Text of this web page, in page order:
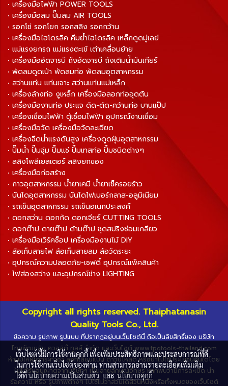
• เครื่องมือไฟฟ้า POWER TOOLS
• เครื่องมือลม ปั๊มลม AIR TOOLS
• รอกโซ่ รอกโยก รอกสลิง รอกกว้าน
• เครื่องมือไฮโดรลิค คีมย้ำไฮโดรลิค เหล็กดูดมู่เลย์
• แม่แรงยกรถ แม่แรงตะเข้ เต่าเคลื่อนย้าย
• เครื่องมืออัดจารบี ถังอัดจารบี ถังเติมน้ำมันเกียร์
• พัดลมดูดเป่า พัดลมท่อ พัดลมอุตสาหกรรม
• สว่านแท่น แท่นเจาะ สว่านแท่นแม่เหล็ก
• เครื่องล้างท่อ งูเหล็ก เครื่องมือลอกท่ออุดตัน
• เครื่องมืองานท่อ ประแจ ดัด-ตัด-คว้านท่อ บานแป๊ป
• เครื่องเชื่อมไฟฟ้า ตู้เชื่อมไฟฟ้า อุปกรณ์งานเชื่อม
• เครื่องมือวัด เครื่องมือวัดละเอียด
• เครื่องฉีดน้ำแรงดันสูง เครื่องดูดฝุ่นอุตสาหกรรม
• ปั๊มน้ำ ปั๊มจุ่ม ปั๊มแช่ ปั๊มเทสท่อ ปั๊มชนิดต่างๆ
• สลิงโพลีเยสเตอร์ สลิงยกของ
• เครื่องมือก่อสร้าง
• กาวอุตสาหกรรม น้ำยาเคมี น้ำยาเช็ครอยร้าว
• บันไดอุตสาหกรรม บันไดไฟเบอร์กลาส-อลูมิเนียม
• รถเข็นอุตสาหกรรม รถเข็นอเนกประสงค์
• ดอกสว่าน ดอกกัด ดอกเจียร์ CUTTING TOOLS
• ดอกต๊าป ดายต๊าป ด้ามต๊าป ชุดสปริงซ่อมเกลียว
• เครื่องมือเวิร์คช็อป เครื่องมืองานไม้ DIY
• ล้อเก็บสายไฟ ล้อเก็บสายลม ล้อวัดระยะ
• อุปกรณ์ความปลอดภัย-เซฟตี้ อุปกรณ์แพ็คสินค้า
• ไฟส่องสว่าง และอุปกรณ์ช่าง LIGHTING
Copyright all rights reserved. Thaiphatanasin
Quality Tools Co., Ltd.
ข้อความ รูปภาพ รูปแบบ ที่ปรากฏอยู่บนเว็บไซต์นี้ ถือเป็นลิขสิทธิ์ของ บริษัท
ไทยพัฒนสิน ควอลิตี้ ทูลส์ จำกัด และเว็บไซต์ www.tpqtools-thailand.com
ห้ามมิให้ผู้ใดกระทำซ้ำ ลอกเลียนแบบ ดาวน์โหลด หรือนำไปใช้ประโยชน์อื่นใดโดย
ไม่ได้รับอนุญาตจากบริษัทฯ เป็นลายลักษณ์อักษร หากพบว่ามีการละเมิด นำ
ข้อความ หรือ รูปภาพต่างๆ ไปใช้ไม่ว่าส่วนใดส่วนหนึ่งหรือทั้งหมดของเว็บไซต์
เว็บไซต์นี้มีการใช้งานคุกกี้ เพื่อเพิ่มประสิทธิภาพและประสบการณ์ที่ดี
ในการใช้งานเว็บไซต์ของท่าน ท่านสามารถอ่านรายละเอียดเพิ่มเติม
ได้ที่นโยบายความเป็นส่วนตัวและนโยบายคุกกี้